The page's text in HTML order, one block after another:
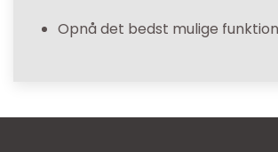
Opnå det bedst mulige